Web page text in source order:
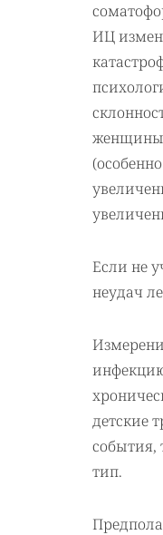
ИЦ
женщины
Если не
неудач
детские
события,
тип.